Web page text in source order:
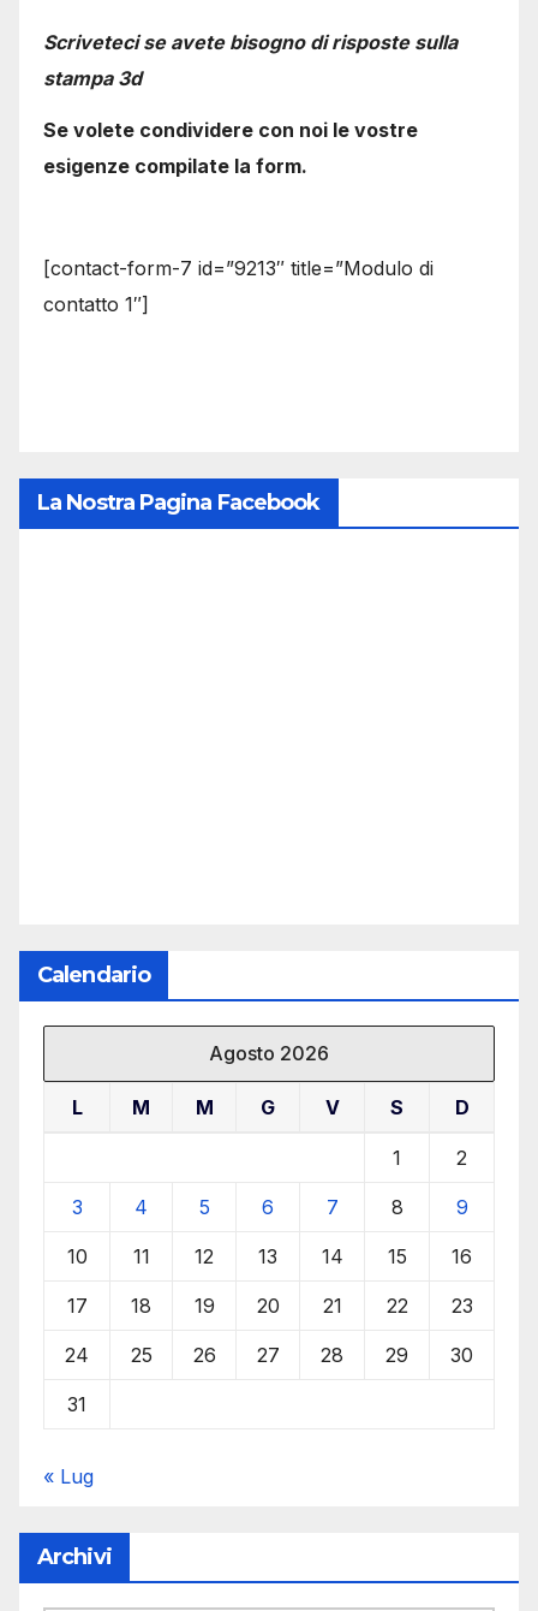
Scriveteci se avete bisogno di risposte sulla
stampa 3d
Se volete condividere con noi le vostre
esigenze compilate la form.
[contact-form-7 id=”9213″ title=”Modulo di
contatto 1″]
La Nostra Pagina Facebook
Calendario
Agosto 2026
L M M G V S D
1 2
3 4 5 6 7 8 9
10 11 12 13 14 15 16
17 18 19 20 21 22 23
24 25 26 27 28 29 30
31
« Lug
Archivi